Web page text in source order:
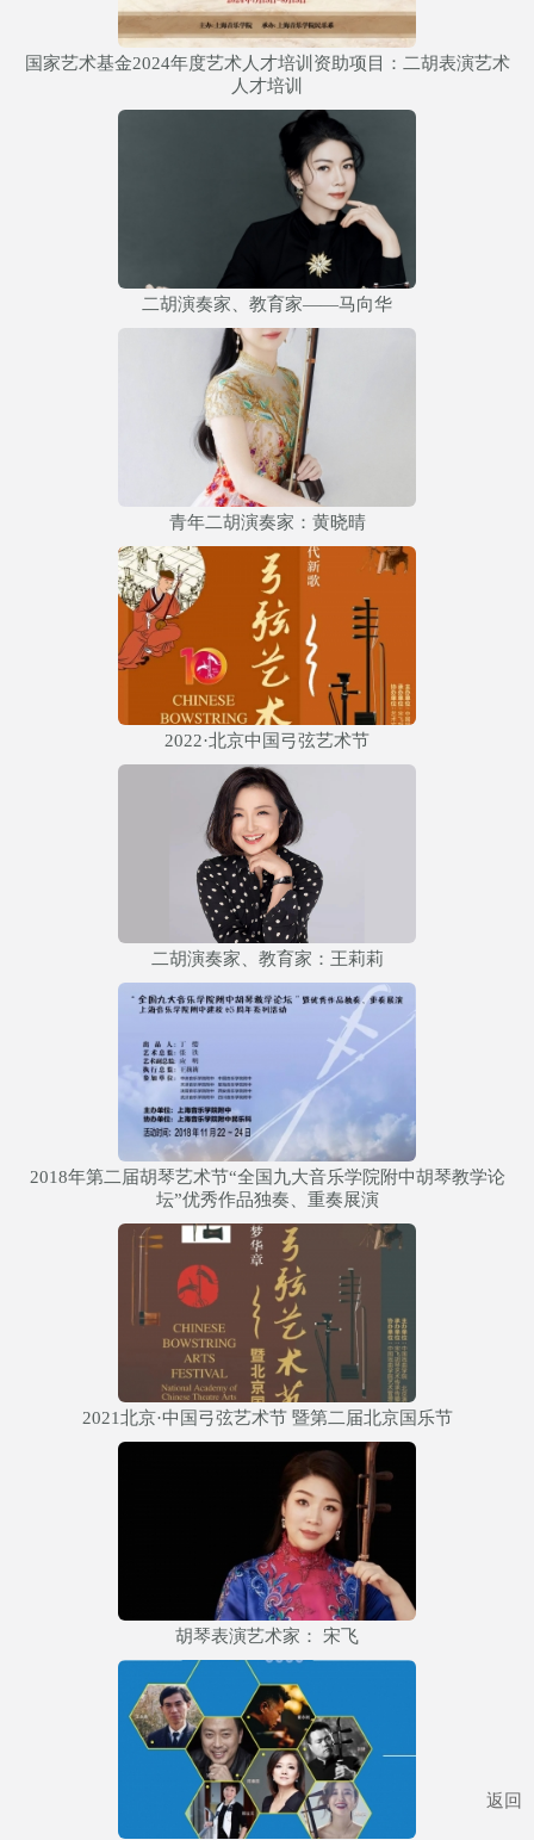
国家艺术基金2024年度艺术人才培训资助项目：二胡表演艺术
人才培训
二胡演奏家、教育家——马向华
青年二胡演奏家：黄晓晴
2022·北京中国弓弦艺术节
二胡演奏家、教育家：王莉莉
2018年第二届胡琴艺术节“全国九大音乐学院附中胡琴教学论
坛”优秀作品独奏、重奏展演
2021北京·中国弓弦艺术节 暨第二届北京国乐节
胡琴表演艺术家： 宋飞
返回